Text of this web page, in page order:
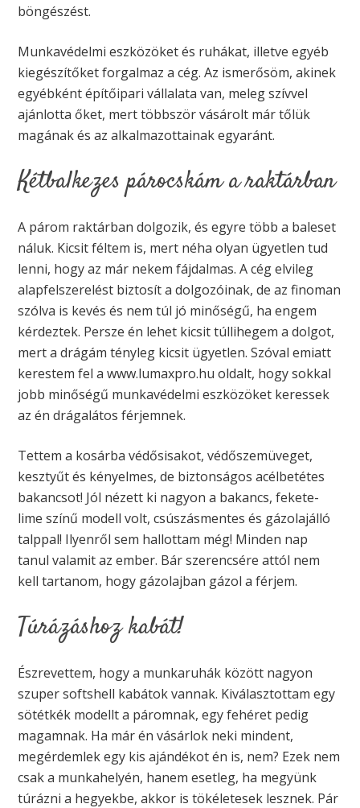
böngészést.
Munkavédelmi eszközöket és ruhákat, illetve egyéb
kiegészítőket forgalmaz a cég. Az ismerősöm, akinek
egyébként építőipari vállalata van, meleg szívvel
ajánlotta őket, mert többször vásárolt már tőlük
magának és az alkalmazottainak egyaránt.
Kétbalkezes párocskám a raktárban
A párom raktárban dolgozik, és egyre több a baleset
náluk. Kicsit féltem is, mert néha olyan ügyetlen tud
lenni, hogy az már nekem fájdalmas. A cég elvileg
alapfelszerelést biztosít a dolgozóinak, de az finoman
szólva is kevés és nem túl jó minőségű, ha engem
kérdeztek. Persze én lehet kicsit túllihegem a dolgot,
mert a drágám tényleg kicsit ügyetlen. Szóval emiatt
kerestem fel a www.lumaxpro.hu oldalt, hogy sokkal
jobb minőségű munkavédelmi eszközöket keressek
az én drágalátos férjemnek.
Tettem a kosárba védősisakot, védőszemüveget,
kesztyűt és kényelmes, de biztonságos acélbetétes
bakancsot! Jól nézett ki nagyon a bakancs, fekete-
lime színű modell volt, csúszásmentes és gázolajálló
talppal! Ilyenről sem hallottam még! Minden nap
tanul valamit az ember. Bár szerencsére attól nem
kell tartanom, hogy gázolajban gázol a férjem.
Túrázáshoz kabát!
Észrevettem, hogy a munkaruhák között nagyon
szuper softshell kabátok vannak. Kiválasztottam egy
sötétkék modellt a páromnak, egy fehéret pedig
magamnak. Ha már én vásárlok neki mindent,
megérdemlek egy kis ajándékot én is, nem? Ezek nem
csak a munkahelyén, hanem esetleg, ha megyünk
túrázni a hegyekbe, akkor is tökéletesek lesznek. Pár